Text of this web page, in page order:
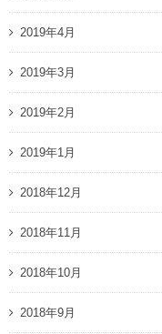
2019年4月
2019年3月
2019年2月
2019年1月
2018年12月
2018年11月
2018年10月
2018年9月